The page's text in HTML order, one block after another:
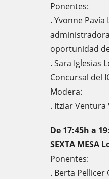
Ponentes:
. Yvonne
oportunidad
. Sara Iglesias
Concursal del
Modera:
. Itziar
De 17:45h a
SEXTA MESA
Ponentes:
. Berta Pellicer